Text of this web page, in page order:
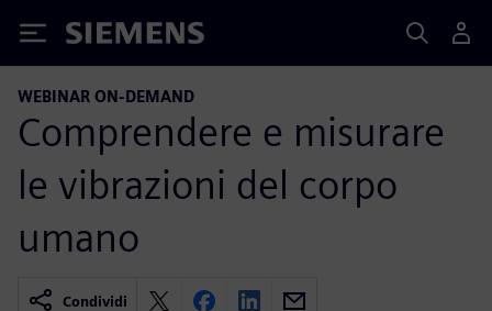
Siemens
WEBINAR ON-DEMAND
Comprendere e misurare
le vibrazioni del corpo
umano
Condividi